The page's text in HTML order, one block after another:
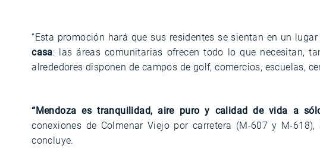
“Esta promoción hará que sus residentes se sientan en un
casa: las áreas comunitarias ofrecen todo lo que necesitan,
alrededores disponen de campos de golf, comercios, escuelas,
“Mendoza es tranquilidad, aire puro y calidad de vida a
conexiones de Colmenar Viejo por carretera (M-607 y M-
concluye.